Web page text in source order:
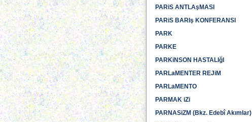
PARiS ANTLAşMASI
PARiS BARIş KONFERANSI
PARK
PARKE
PARKiNSON HASTALIğI
PARLaMENTER REJiM
PARLaMENTO
PARMAK iZi
PARNASiZM (Bkz. Edebî Akımlar)